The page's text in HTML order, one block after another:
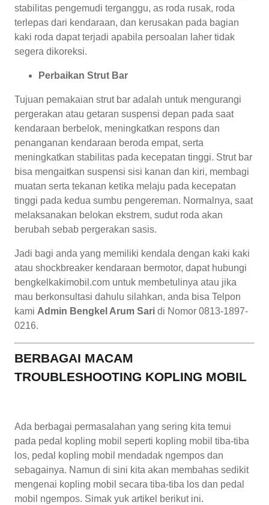
stabilitas pengemudi terganggu, as roda rusak, roda
terlepas dari kendaraan, dan kerusakan pada bagian
kaki roda dapat terjadi apabila persoalan laher tidak
segera dikoreksi.
Perbaikan Strut Bar
Tujuan pemakaian strut bar adalah untuk mengurangi
pergerakan atau getaran suspensi depan pada saat
kendaraan berbelok, meningkatkan respons dan
penanganan kendaraan beroda empat, serta
meningkatkan stabilitas pada kecepatan tinggi. Strut bar
bisa mengaitkan suspensi sisi kanan dan kiri, membagi
muatan serta tekanan ketika melaju pada kecepatan
tinggi pada kedua sumbu pengereman. Normalnya, saat
melaksanakan belokan ekstrem, sudut roda akan
berubah sebab pergerakan sasis.
Jadi bagi anda yang memiliki kendala dengan kaki kaki
atau shockbreaker kendaraan bermotor, dapat hubungi
bengkelkakimobil.com untuk membetulinya atau jika
mau berkonsultasi dahulu silahkan, anda bisa Telpon
kami Admin Bengkel Arum Sari di Nomor 0813-1897-
0216.
BERBAGAI MACAM
TROUBLESHOOTING KOPLING MOBIL
Ada berbagai permasalahan yang sering kita temui
pada pedal kopling mobil seperti kopling mobil tiba-tiba
los, pedal kopling mobil mendadak ngempos dan
sebagainya. Namun di sini kita akan membahas sedikit
mengenai kopling mobil secara tiba-tiba los dan pedal
mobil ngempos. Simak yuk artikel berikut ini.